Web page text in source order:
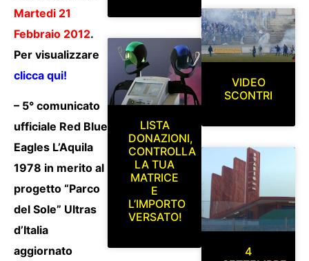
Martedi 21
Febbraio 2012.
Per visualizzare
clicca qui!
– 5° comunicato
ufficiale Red Blue
Eagles L’Aquila
1978 in merito al
progetto “Parco
del Sole” Ultras
d’Italia
aggiornato
LISTA
DONAZIONI,
CONTROLLA
LA TUA
MATRICE
E
L’IMPORTO
VERSATO!
VIDEO
SCONTRI
4